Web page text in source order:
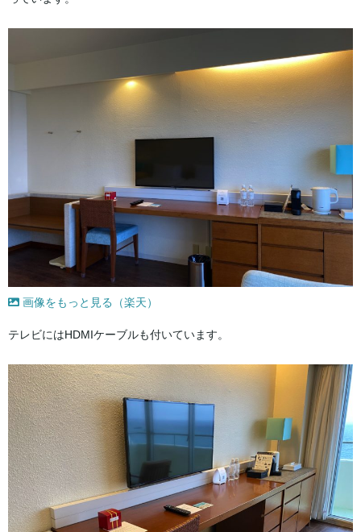
画像をもっと見る（楽天）
テレビにはHDMIケーブルも付いています。